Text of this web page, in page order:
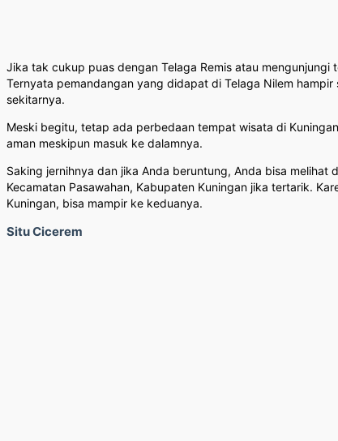
Jika tak cukup puas dengan Telaga Remis atau
Ternyata pemandangan yang didapat di Telaga Nilem
sekitarnya.
Meski begitu, tetap ada perbedaan tempat wisata di
aman meskipun masuk ke dalamnya.
Saking jernihnya dan jika Anda beruntung, Anda bisa
Kecamatan Pasawahan, Kabupaten Kuningan jika tertarik.
Kuningan, bisa mampir ke keduanya.
Situ Cicerem